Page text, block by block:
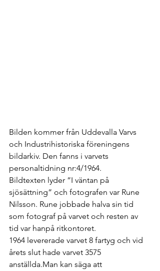
Bilden kommer från Uddevalla Varvs
och Industrihistoriska föreningens
bildarkiv. Den fanns i varvets
personaltidning nr:4/1964.
Bildtexten lyder ”I väntan på
sjösättning” och fotografen var Rune
Nilsson. Rune jobbade halva sin tid
som fotograf på varvet och resten av
tid var hanpå ritkontoret.
1964 levererade varvet 8 fartyg och vid
årets slut hade varvet 3575
anställda.Man kan säga att